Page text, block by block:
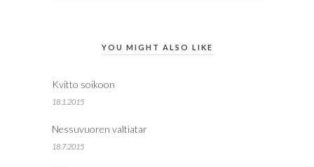
YOU MIGHT ALSO LIKE
Kvitto soikoon
18.1.2015
Nessuvuoren valtiatar
18.7.2015